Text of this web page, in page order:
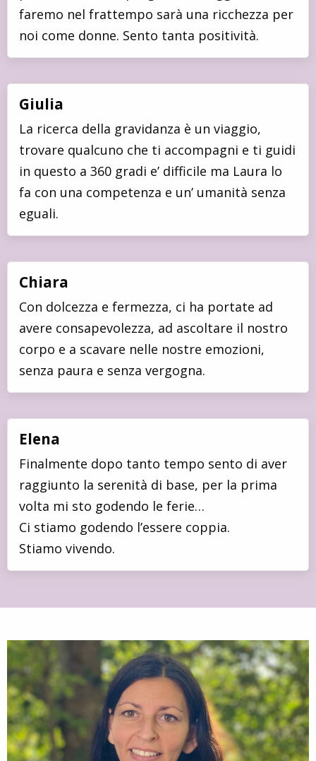
faremo nel frattempo sarà una ricchezza per
noi come donne. Sento tanta positività.
Giulia
La ricerca della gravidanza è un viaggio,
trovare qualcuno che ti accompagni e ti guidi
in questo a 360 gradi e’ difficile ma Laura lo
fa con una competenza e un’ umanità senza
eguali.
Chiara
Con dolcezza e fermezza, ci ha portate ad
avere consapevolezza, ad ascoltare il nostro
corpo e a scavare nelle nostre emozioni,
senza paura e senza vergogna.
Elena
Finalmente dopo tanto tempo sento di aver
raggiunto la serenità di base, per la prima
volta mi sto godendo le ferie…
Ci stiamo godendo l’essere coppia.
Stiamo vivendo.